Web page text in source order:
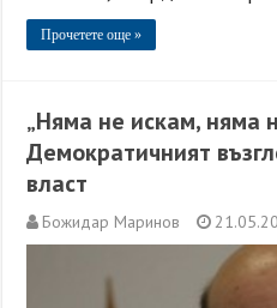
Прочетете още »
„Няма не искам, няма
Демократичният
власт
Божидар Маринов